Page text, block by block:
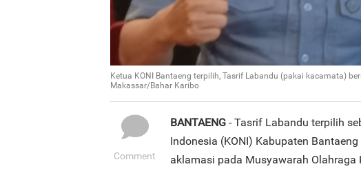
Ketua KONI Bantaeng terpilih, Tasrif Labandu (pakai kacamata)
Makassar/Bahar Karibo
Comment
BANTAENG - Tasrif Labandu terpilih
Indonesia (KONI) Kabupaten
aklamasi pada Musyawarah Olahraga